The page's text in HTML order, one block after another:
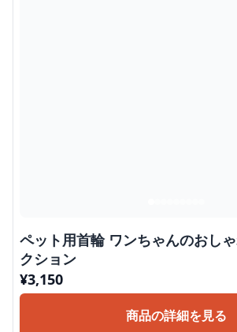
ペット用首輪 ワンちゃんのおしゃれな首輪コレ
クション
¥3,150
商品の詳細を見る